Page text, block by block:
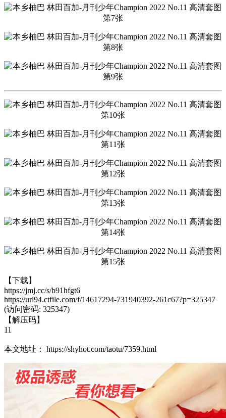
【下载】
https://jmj.cc/s/b91hfgt6
https://url94.ctfile.com/f/14617294-731940392-261c67?p=325347
(访问密码: 325347)
【解压码】
11
本文地址： https://shyhot.com/taotu/7359.html